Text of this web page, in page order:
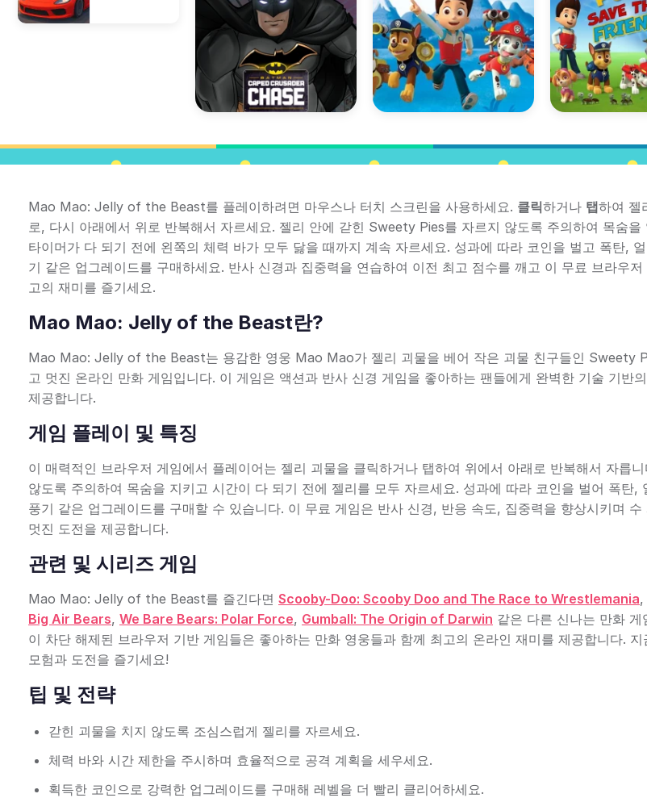
Mao Mao: Jelly of the Beast를 플레이하려면 마우스나 터치 스크린을 사용하세요. 클릭하거나 탭하여 젤
로, 다시 아래에서 위로 반복해서 자르세요. 젤리 안에 갇힌 Sweety Pies를 자르지 않도록 주의하여 목숨을
타이머가 다 되기 전에 왼쪽의 체력 바가 모두 닳을 때까지 계속 자르세요. 성과에 따라 코인을 벌고 폭탄,
기 같은 업그레이드를 구매하세요. 반사 신경과 집중력을 연습하여 이전 최고 점수를 깨고 이 무료 브라우
고의 재미를 즐기세요.
Mao Mao: Jelly of the Beast란?
Mao Mao: Jelly of the Beast는 용감한 영웅 Mao Mao가 젤리 괴물을 베어 작은 괴물 친구들인 Sweety
고 멋진 온라인 만화 게임입니다. 이 게임은 액션과 반사 신경 게임을 좋아하는 팬들에게 완벽한 기술 기반
제공합니다.
게임 플레이 및 특징
이 매력적인 브라우저 게임에서 플레이어는 젤리 괴물을 클릭하거나 탭하여 위에서 아래로 반복해서 자릅
않도록 주의하여 목숨을 지키고 시간이 다 되기 전에 젤리를 모두 자르세요. 성과에 따라 코인을 벌어 폭탄,
풍기 같은 업그레이드를 구매할 수 있습니다. 이 무료 게임은 반사 신경, 반응 속도, 집중력을 향상시키며 수
멋진 도전을 제공합니다.
관련 및 시리즈 게임
Mao Mao: Jelly of the Beast를 즐긴다면 Scooby-Doo: Scooby Doo and The Race to Wrestlemania,
Big Air Bears, We Bare Bears: Polar Force, Gumball: The Origin of Darwin 같은 다른 신나는 만화 게
이 차단 해제된 브라우저 기반 게임들은 좋아하는 만화 영웅들과 함께 최고의 온라인 재미를 제공합니다. 지
모험과 도전을 즐기세요!
팁 및 전략
갇힌 괴물을 치지 않도록 조심스럽게 젤리를 자르세요.
체력 바와 시간 제한을 주시하며 효율적으로 공격 계획을 세우세요.
획득한 코인으로 강력한 업그레이드를 구매해 레벨을 더 빨리 클리어하세요.